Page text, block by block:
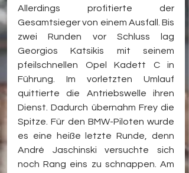
Allerdings profitierte der
Gesamtsieger von einem Ausfall. Bis
zwei Runden vor Schluss lag
Georgios Katsikis mit seinem
pfeilschnellen Opel Kadett C in
Führung. Im vorletzten Umlauf
quittierte die Antriebswelle ihren
Dienst. Dadurch übernahm Frey die
Spitze. Für den BMW-Piloten wurde
es eine heiße letzte Runde, denn
André Jaschinski versuchte sich
noch Rang eins zu schnappen. Am